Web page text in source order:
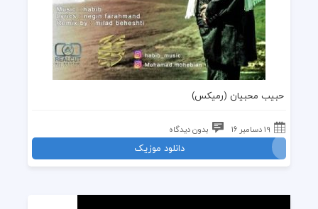
حبیب محبیان (رمیکس)
19 دسامبر 16 بدون دیدگاه
دانلود موزیک